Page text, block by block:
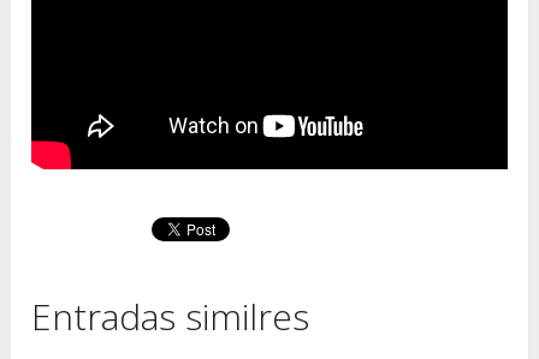
Entradas similres